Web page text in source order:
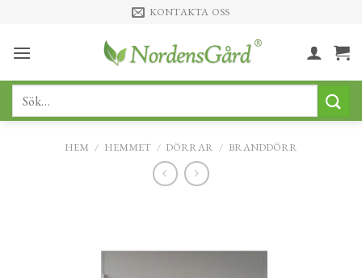
content
KONTAKTA OSS
Sök
HEM / HEMMET / DÖRRAR / BRANDDÖRR